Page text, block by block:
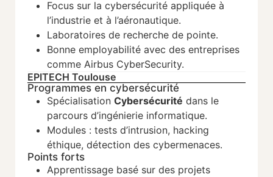
Focus sur la cybersécurité appliquée à
l’industrie et à l’aéronautique.
Laboratoires de recherche de pointe.
Bonne employabilité avec des entreprises
comme Airbus CyberSecurity.
EPITECH Toulouse
Programmes en cybersécurité
Spécialisation Cybersécurité dans le
parcours d’ingénierie informatique.
Modules : tests d’intrusion, hacking
éthique, détection des cybermenaces.
Points forts
Apprentissage basé sur des projets